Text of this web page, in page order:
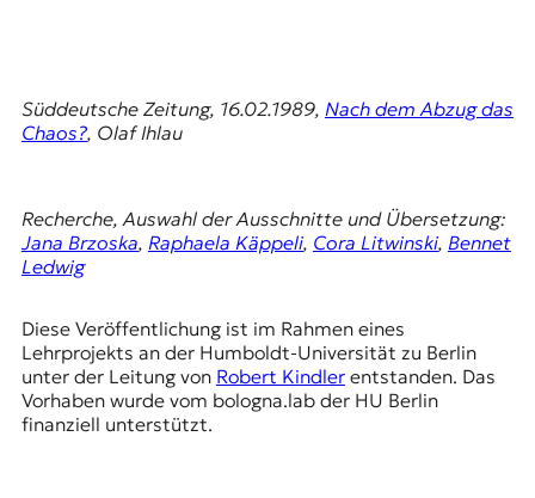
Süddeutsche Zeitung, 16.02.1989, Nach dem Abzug das
Chaos?, Olaf Ihlau
Recherche, Auswahl der Ausschnitte und Übersetzung:
Jana Brzoska, Raphaela Käppeli, Cora Litwinski, Bennet
Ledwig
Diese Veröffentlichung ist im Rahmen eines
Lehrprojekts an der Humboldt-Universität zu Berlin
unter der Leitung von Robert Kindlerentstanden. Das
Vorhaben wurde vom bologna.lab der HU Berlin
finanziell unterstützt.